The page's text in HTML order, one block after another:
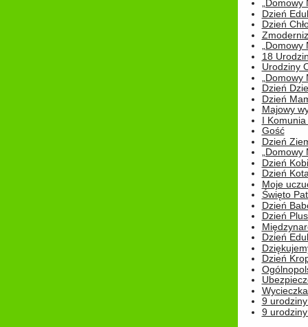
Dzień
Dzień
18
Urodziny
Dzień
Dzień
Majowy
I
Gość
Dzień
Dzień
Dzień
Moje
Święto
Dzień
Dzień
Dzień
Dzień
9
9